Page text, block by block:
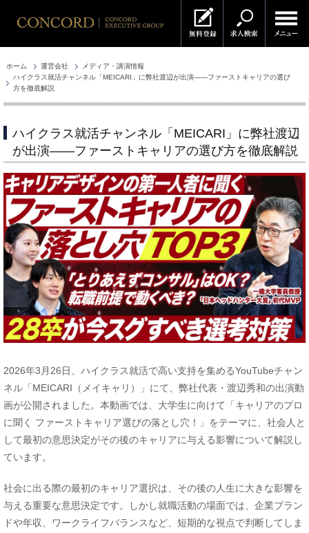
ホーム 運営会社
メディア・講演情報
ハイクラス就活チャンネル「MEICARI」に弊社渡辺が出演――ファーストキャリアの選び
方を徹底解説
ハイクラス就活チャンネル「MEICARI」に弊社渡辺
が出演――ファーストキャリアの選び方を徹底解説
2026年3月26日、ハイクラス就活で高い支持を集めるYouTubeチャン
ネル「MEICARI（メイキャリ）」にて、弊社代表・渡辺秀和の出演動
画が公開されました。本動画では、大学生に向けて「キャリアのプロ
に聞く ファーストキャリア選びの落とし穴！」をテーマに、社会人と
して最初の意思決定がその後のキャリアに与える影響について解説し
ています。
社会に出る際の最初のキャリア選択は、その後の人生に大きな影響を
与える重要な意思決定です。しかし就職活動の場面では、企業ブラン
ドや年収、ワークライフバランスなど、短期的な視点で判断してしま